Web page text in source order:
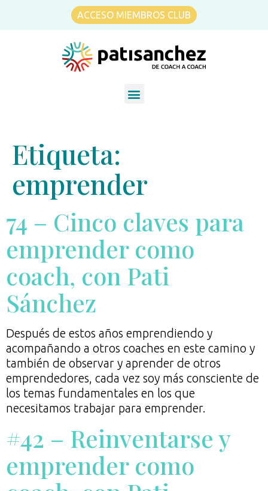
ACCESO MIEMBROS CLUB
Etiqueta:
emprender
74 – Cinco claves para
emprender como
coach, con Pati
Sánchez
Después de estos años emprendiendo y
acompañando a otros coaches en este camino y
también de observar y aprender de otros
emprendedores, cada vez soy más consciente de
los temas fundamentales en los que
necesitamos trabajar para emprender.
#42 – Reinventarse y
emprender como